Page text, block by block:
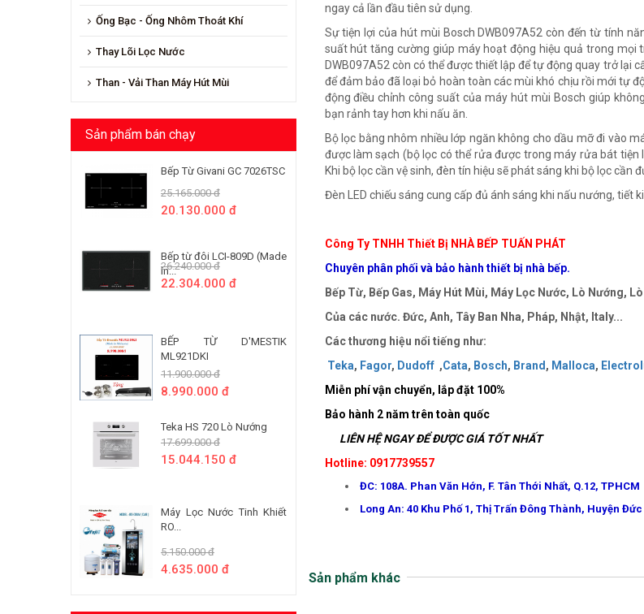
Ống Bạc - Ống Nhôm Thoát Khí
Thay Lõi Lọc Nước
Than - Vải Than Máy Hút Mùi
Sản phẩm bán chạy
Bếp Từ Givani GC 7026TSC
25.165.000 đ
20.130.000 đ
Bếp từ đôi LCI-809D (Made
In...
26.240.000 đ
22.304.000 đ
BẾP TỪ D'MESTIK
ML921DKI
11.900.000 đ
8.990.000 đ
Teka HS 720 Lò Nướng
17.699.000 đ
15.044.150 đ
Máy Lọc Nước Tinh Khiết
RO...
5.150.000 đ
4.635.000 đ
ngay cả lần đầu tiên sử dụng.
Sự tiện lợi của hút mùi Bosch DWB097A52 còn đến từ tính
suất hút tăng cường giúp máy hoạt động hiệu quả trong
DWB097A52 còn có thể được thiết lập để tự động quay trở
để đảm bảo đã loại bỏ hoàn toàn các mùi khó chịu rồi mới tự
động điều chỉnh công suất của máy hút mùi Bosch giúp
bạn rảnh tay hơn khi nấu ăn.
Bộ lọc bằng nhôm nhiều lớp ngăn không cho dầu mỡ đi vào
được làm sạch (bộ lọc có thể rửa được trong máy rửa bát tiện
Khi bộ lọc cần vệ sinh, đèn tín hiệu sẽ phát sáng khi bộ lọc
Đèn LED chiếu sáng cung cấp đủ ánh sáng khi nấu nướng, tiết
Công Ty TNHH Thiết Bị NHÀ BẾP TUẤN PHÁT
Chuyên phân phối và bảo hành thiết bị nhà bếp.
Bếp Từ, Bếp Gas, Máy Hút Mùi, Máy Lọc Nước, Lò Nướng,
Của các nước. Đức, Anh, Tây Ban Nha, Pháp, Nhật, Italy...
Các thương hiệu nổi tiếng như:
Teka, Fagor, Dudoff ,Cata, Bosch, Brand, Malloca,
Miễn phí vận chuyển, lắp đặt 100%
Bảo hành 2 năm trên toàn quốc
LIÊN HỆ NGAY ĐỂ ĐƯỢC GIÁ TỐT NHẤT
Hotline: 0917739557
ĐC: 108A. Phan Văn Hớn, F. Tân Thới Nhất, Q.12, TPHCM
Long An: 40 Khu Phố 1, Thị Trấn Đông Thành, Huyện Đức
Sản phẩm khác